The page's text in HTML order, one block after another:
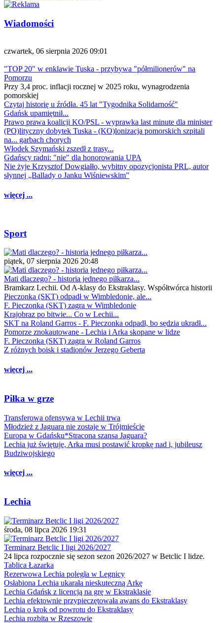
Wiadomości
czwartek, 06 sierpnia 2026 09:01
"TOP 20" w enklawie Tuska - przybywa "półmilionerów" na
Pomorzu
Przy 3,4 proc. inflacji rocznej w 2025 roku, wynagrodzenia
pomorskiej
Czytaj historię u źródła. 45 lat "Tygodnika Solidarność"
Gdańsk upamiętnił...
Prawo prawa koalicji KO/PSL - wyprawka last minute dla minister
(PO)lityczny dobytek Tuska - (KO)lonizacja pomorskich szpitali
na... garbach chorych
Włodek Szymański zszedł z trasy...
Gdańscy radni: "nie" dla honorowania UPA
Nie żyje Krzysztof Dowgiałło, wybitny opozycjonista PRL, autor
słynnej „Ballady o Janku Wiśniewskim”
więcej ...
Sport
piątek, 07 sierpnia 2026 20:48
Mati dlaczego? - historia jednego piłkarza...
Bramkarz Lechii. Od A-klasy do Ekstraklasy. Współtwórca historii
Pieczonka (SKT) odpadł w Wimbledonie, ale...
F. Pieczonka (SKT) zagra w Wimbledonie
Krajobraz po bitwie... Co w Lechii...
SKT na Roland Garros - F. Pieczonka odpadł, bo sędzia ukradł...
Pomorze znokautowane - Lechia i Arka skopane w lidze
F. Pieczonka (SKT) zagra w Roland Garros
Z różnych boisk i stadionów Jerzego Geberta
więcej ...
Piłka w grze
Transferowa ofensywa w Lechii trwa
Młodzież z Jaguara nie zostaje w Trójmieście
Europa w Gdańsku*Stracona szansa Jaguara?
Lechia już świętuje, Arka musi postawić kropkę nad i, jubileusz
Budziwojskiego
więcej ...
Lechia
środa, 08 lipca 2026 19:31
Terminarz Betclic I ligi 2026/2027
24 lipca rozpocznie się sezon sezon 2026/2027 w Betclic I lidze.
Tablica Łazarka
Rezerwowa Lechia poległa w Legnicy
Osłabiona Lechia ukarała nieskuteczną Arkę
Lechia Gdańsk z licencją na grę w Ekstraklasie
Lechia efektownie przypieczętowała awans do Ekstraklasy
Lechia o krok od powrotu do Ekstraklasy
Lechia rozbita w Rzeszowie